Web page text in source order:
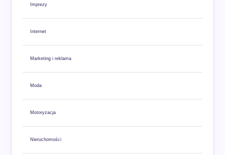
Imprezy
Internet
Marketing i reklama
Moda
Motoryzacja
Nieruchomości